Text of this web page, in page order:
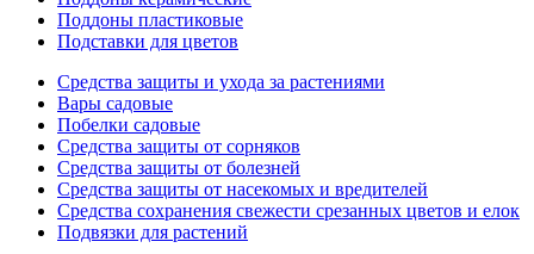
Поддоны пластиковые
Подставки для цветов
Средства защиты и ухода за растениями
Вары садовые
Побелки садовые
Средства защиты от сорняков
Средства защиты от болезней
Средства защиты от насекомых и вредителей
Средства сохранения свежести срезанных цветов и елок
Подвязки для растений